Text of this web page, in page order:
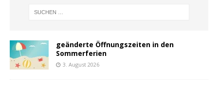
geänderte Öffnungszeiten in den
Sommerferien
3. August 2026